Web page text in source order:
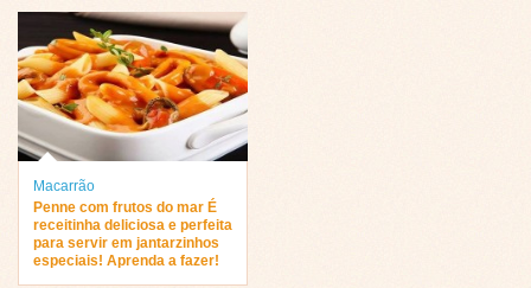
Macarrão
Penne com frutos do mar É
receitinha deliciosa e perfeita
para servir em jantarzinhos
especiais! Aprenda a fazer!